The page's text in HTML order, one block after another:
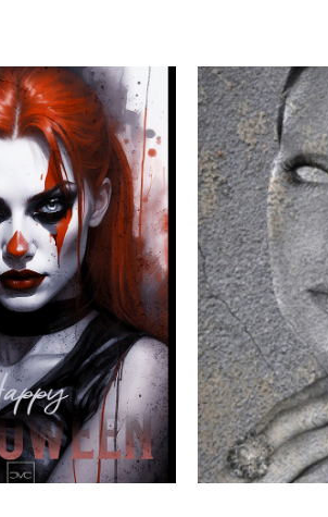
HARLEY
2023